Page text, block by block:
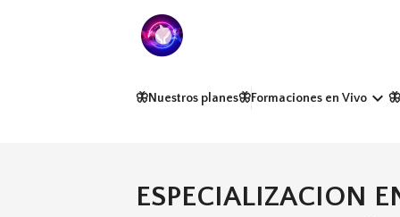
🦋Nuestros planes🦋Formaciones en Vivo keyboard_arrow_down
ESPECIALIZACION